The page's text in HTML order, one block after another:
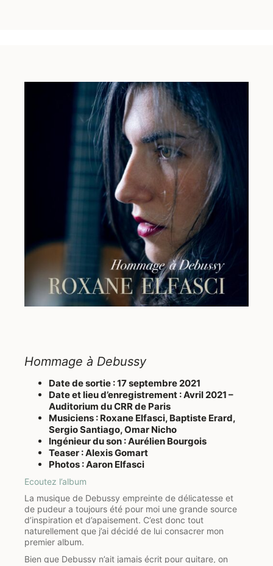
la première écoute, ou encore par l’innocente
allégresse du troisième mouvement qui ensoleille la
gravité et la mélancolie des deux premiers.
On les appelle sonates en trio car elles sont écrites
sur trois portées : deux pour chacune des mains de
l’organiste, et la troisième – la ligne de basse – jouée
sur un clavier à terre appelé pédalier que l’organiste
utilise avec le talon et la pointe de ses pieds. Dans
cet arrangement pour deux guitares, la main droite
du clavier a été confiée à la guitare 1, la main gauche
du piano à la guitare 2, et la voix du pédalier a été
répartie entre les deux guitares en respectant les
logiques de continuité mélodique et de faisabilité
technique. Enfin, pour épouser au mieux la tessiture
de la guitare, la partition originale a été transposée à
la tierce majeure inférieure.
J’aimerais remercier chaleureusement Baptiste Erard
pour son aide précieuse en particulier dans
l’arrangement du troisième mouvement, ainsi que
pour toutes ses suggestions d’ornementation. Nous
Pierre Roullier et Jérémy Jouve. L’arrangement s’est
évidemment nourri de ce travail, évoluant au fil de
nos séances de répétition, de nos cours et de nos
réflexions communes. Nous avons enregistré la
sonate complète en janvier 2022 à la Maladrerie
Saint-Lazare, à Beauvais. Cet enregistrement, réalisé
par Aurélien Bourgois, est disponible depuis octobre
2022 sur toutes les plateformes musicales.
Hommage à Debussy
Date de sortie : 17 septembre 2021
Date et lieu d’enregistrement : Avril 2021 –
Auditorium du CRR de Paris
Musiciens : Roxane Elfasci, Baptiste Erard,
Sergio Santiago, Omar Nicho
Ingénieur du son : Aurélien Bourgois
Teaser : Alexis Gomart
Photos : Aaron Elfasci
Ecoutez l’album
La musique de Debussy empreinte de délicatesse et
de pudeur a toujours été pour moi une grande source
d’inspiration et d’apaisement. C’est donc tout
naturellement que j’ai décidé de lui consacrer mon
premier album.
Bien que Debussy n’ait jamais écrit pour guitare, on